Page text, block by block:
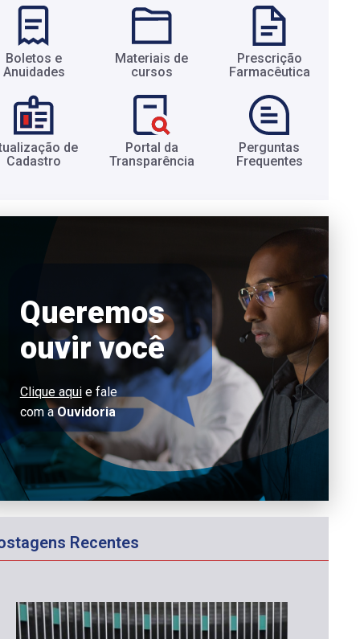
Boletos e
Anuidades​
Materiais de
cursos​
Prescrição
Farmacêutica​
de
Cadastro​
Portal da
Transparência​
Perguntas
Frequentes​
Queremos
ouvir você
Clique aquie fale
com aOuvidoria
Recentes